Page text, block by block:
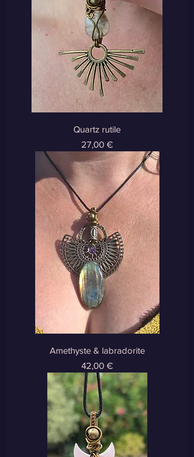
Quartz rutile
Prix
27,00 €
Amethyste & labradorite
Prix
42,00 €